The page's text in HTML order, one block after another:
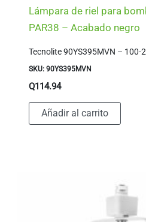
Lámpara de riel para
PAR38 – Acabado negro
Tecnolite 90YS395MVN – 100-
SKU: 90YS395MVN
Q114.94
Añadir al carrito